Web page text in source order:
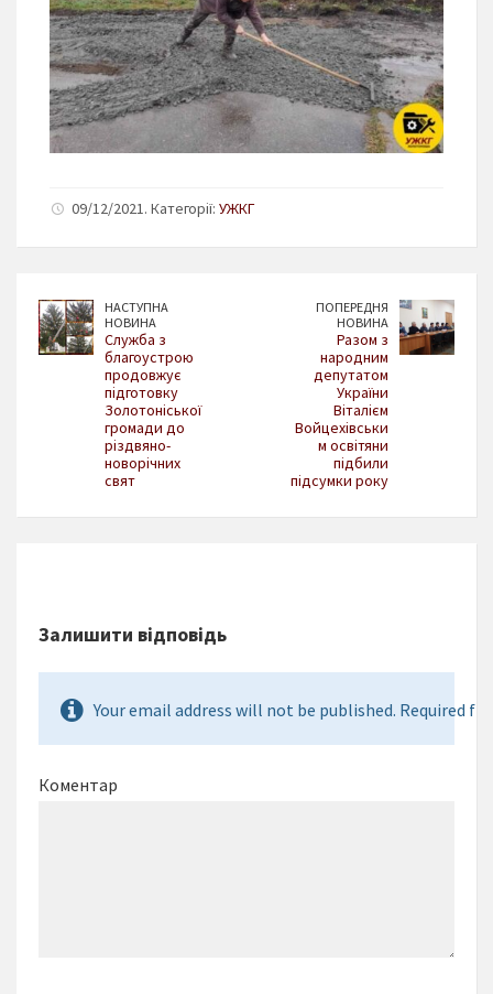
09/12/2021. Категорії: УЖКГ
НАСТУПНА
НОВИНА
Cлужба з
благоустрою
продовжує
підготовку
Золотоніської
громади до
різдвяно-
новорічних
свят
ПОПЕРЕДНЯ
НОВИНА
Разом з
народним
депутатом
України
Віталієм
Войцехівськи
м освітяни
підбили
підсумки року
Залишити відповідь
Your email address will not be published. Required
Коментар